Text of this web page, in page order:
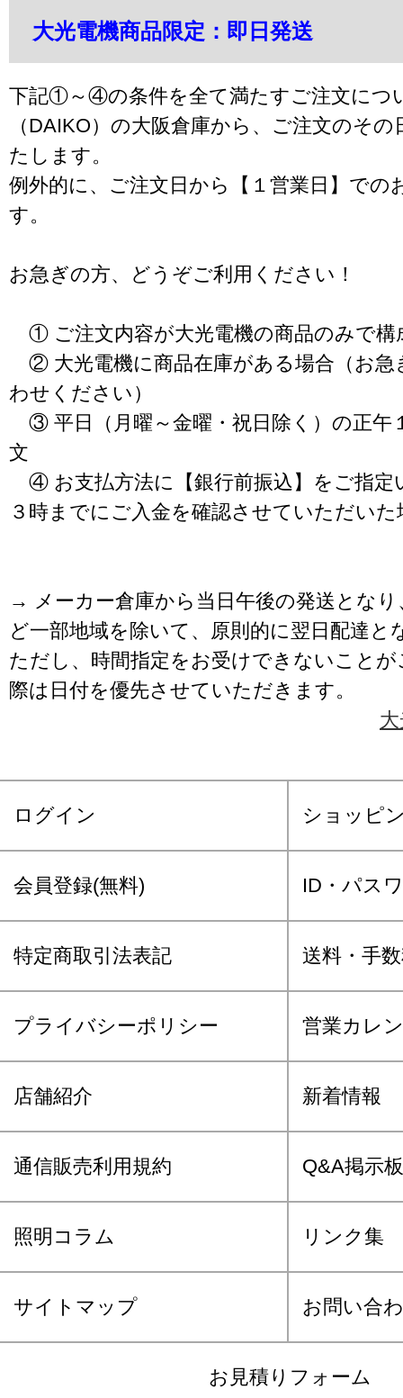
大光電機商品限定：即日発送
下記①～④の条件を全て満たすご注文につ
（DAIKO）の大阪倉庫から、ご注文のそ
たします。
例外的に、ご注文日から【１営業日】での
す。
お急ぎの方、どうぞご利用ください！
① ご注文内容が大光電機の商品のみで構
② 大光電機に商品在庫がある場合（お急
わせください）
③ 平日（月曜～金曜・祝日除く）の正午
文
④ お支払方法に【銀行前振込】をご指定
３時までにご入金を確認させていただいた
→ メーカー倉庫から当日午後の発送となり
ど一部地域を除いて、原則的に翌日配達と
ただし、時間指定をお受けできないこと
際は日付を優先させていただきます。
ログイン ショッピ
会員登録(無料) ID・パス
特定商取引法表記 送料・手
プライバシーポリシー 営業カレ
店舗紹介 新着情報
通信販売利用規約 Q&A掲示板
照明コラム リンク集
サイトマップ お問い合
お見積りフォーム